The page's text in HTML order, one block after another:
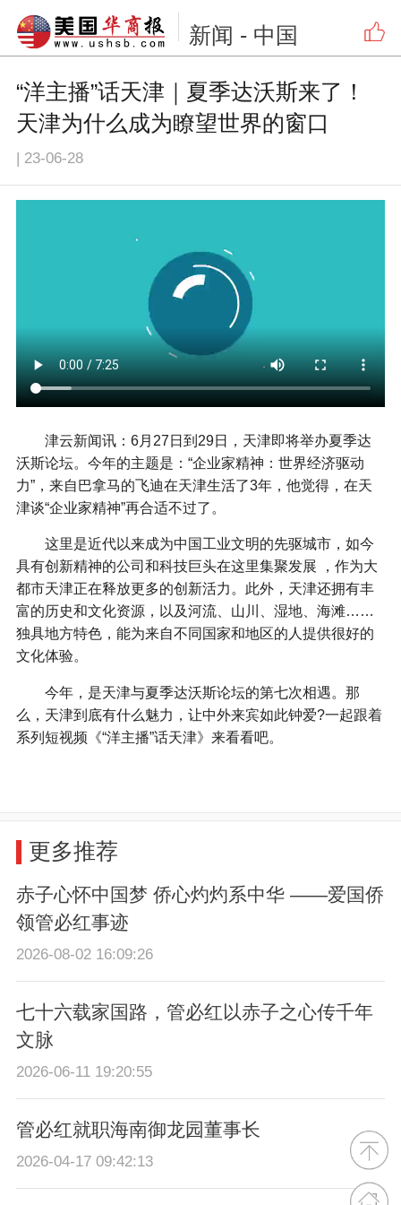
新闻 - 中国
“洋主播”话天津｜夏季达沃斯来了！
天津为什么成为瞭望世界的窗口
| 23-06-28
津云新闻讯：6月27日到29日，天津即将举办夏季达
沃斯论坛。今年的主题是：“企业家精神：世界经济驱动
力”，来自巴拿马的飞迪在天津生活了3年，他觉得，在天
津谈“企业家精神”再合适不过了。
这里是近代以来成为中国工业文明的先驱城市，如今
具有创新精神的公司和科技巨头在这里集聚发展 ，作为大
都市天津正在释放更多的创新活力。此外，天津还拥有丰
富的历史和文化资源，以及河流、山川、湿地、海滩……
独具地方特色，能为来自不同国家和地区的人提供很好的
文化体验。
今年，是天津与夏季达沃斯论坛的第七次相遇。那
么，天津到底有什么魅力，让中外来宾如此钟爱?一起跟着
系列短视频《“洋主播”话天津》来看看吧。
更多推荐
赤子心怀中国梦 侨心灼灼系中华 ——爱国侨
领管必红事迹
2026-08-02 16:09:26
七十六载家国路，管必红以赤子之心传千年
文脉
2026-06-11 19:20:55
管必红就职海南御龙园董事长
2026-04-17 09:42:13